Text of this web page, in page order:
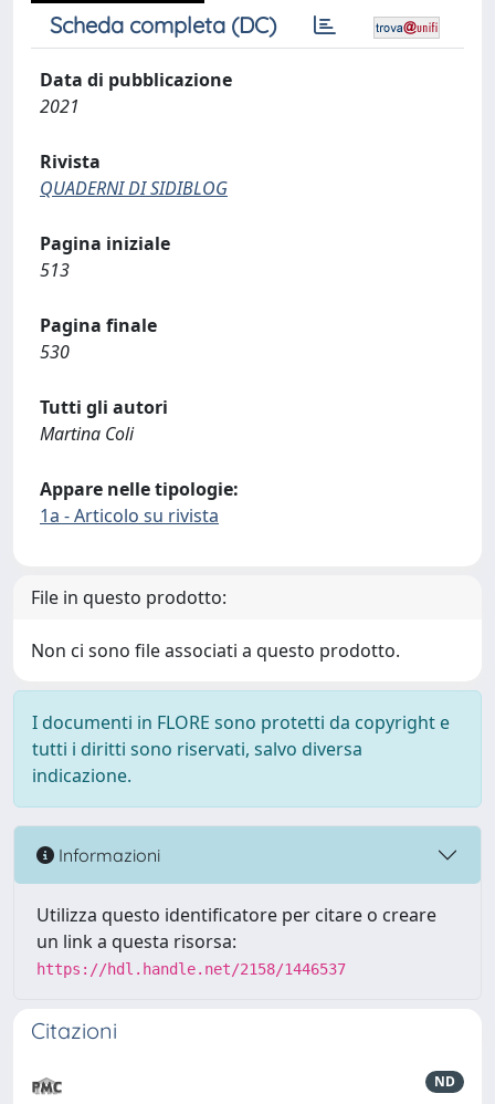
Scheda completa (DC)
Data di pubblicazione
2021
Rivista
QUADERNI DI SIDIBLOG
Pagina iniziale
513
Pagina finale
530
Tutti gli autori
Martina Coli
Appare nelle tipologie:
1a - Articolo su rivista
File in questo prodotto:
Non ci sono file associati a questo prodotto.
I documenti in FLORE sono protetti da copyright e
tutti i diritti sono riservati, salvo diversa
indicazione.
Informazioni
Utilizza questo identificatore per citare o creare
un link a questa risorsa:
https://hdl.handle.net/2158/1446537
Citazioni
ND